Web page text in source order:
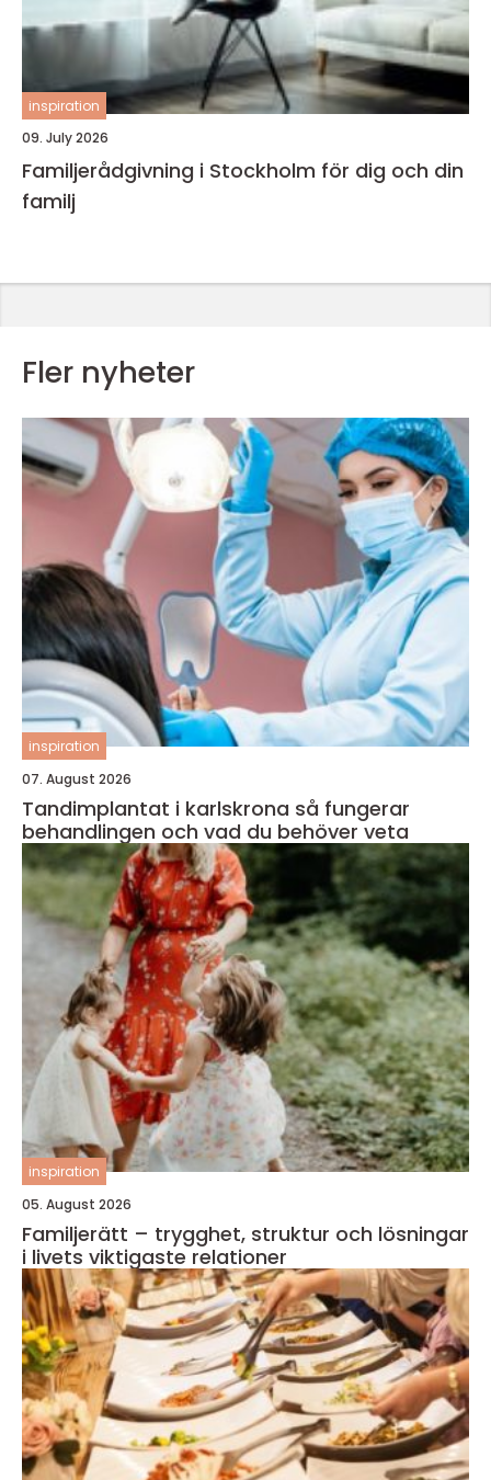
inspiration
09. July 2026
Familjerådgivning i Stockholm för dig och din
familj
Fler nyheter
inspiration
07. August 2026
Tandimplantat i karlskrona så fungerar
behandlingen och vad du behöver veta
inspiration
05. August 2026
Familjerätt – trygghet, struktur och lösningar
i livets viktigaste relationer